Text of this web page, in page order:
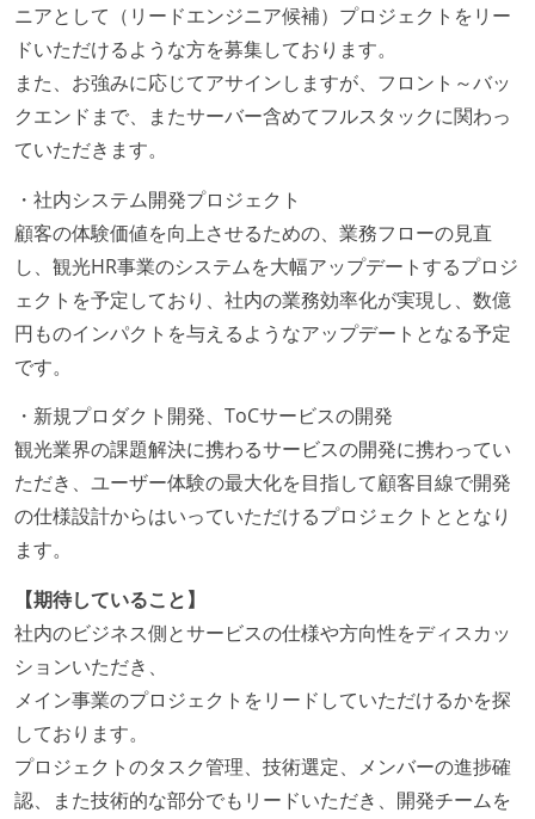
ニアとして（リードエンジニア候補）プロジェクトをリー
ドいただけるような方を募集しております。
また、お強みに応じてアサインしますが、フロント～バッ
クエンドまで、またサーバー含めてフルスタックに関わっ
ていただきます。
・社内システム開発プロジェクト
顧客の体験価値を向上させるための、業務フローの見直
し、観光HR事業のシステムを大幅アップデートするプロジ
ェクトを予定しており、社内の業務効率化が実現し、数億
円ものインパクトを与えるようなアップデートとなる予定
です。
・新規プロダクト開発、ToCサービスの開発
観光業界の課題解決に携わるサービスの開発に携わってい
ただき、ユーザー体験の最大化を目指して顧客目線で開発
の仕様設計からはいっていただけるプロジェクトととなり
ます。
【期待していること】
社内のビジネス側とサービスの仕様や方向性をディスカッ
ションいただき、
メイン事業のプロジェクトをリードしていただけるかを探
しております。
プロジェクトのタスク管理、技術選定、メンバーの進捗確
認、また技術的な部分でもリードいただき、開発チームを